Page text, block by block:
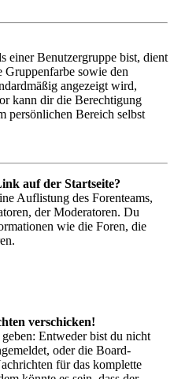
einer Benutzergruppe bist, dient
Gruppenfarbe sowie den
angezeigt wird,
kann dir die Berechtigung
persönlichen Bereich selbst
auf der Startseite?
Auflistung des Forenteams,
der Moderatoren. Du
wie die Foren, die
verschicken!
Entweder bist du nicht
oder die Board-
für das komplette